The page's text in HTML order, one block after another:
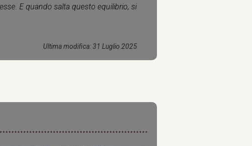
Ultima modifica: 31 Luglio 2025
E quando salta questo equilibrio, si